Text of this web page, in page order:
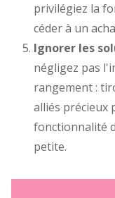
privilégiez la
céder à un
Ignorer les
négligez pas
rangement :
alliés précieux
fonctionnalité
petite.